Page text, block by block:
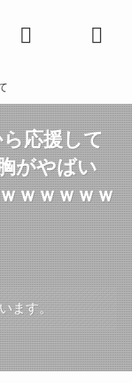
応援して
がやばい
ｗｗｗｗｗ
ます。